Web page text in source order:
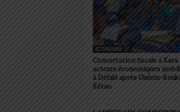
ECONOMIE
Concertation fiscale à Kara
acteurs économiques
à Défalé après Guérin-
Kétao